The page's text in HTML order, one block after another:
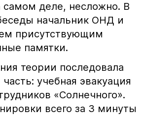
самом деле, несложно. В
начальник ОНД и
присутствующим
памятки.
теории последовала
учебная эвакуация
«Солнечного».
всего за 3 минуты